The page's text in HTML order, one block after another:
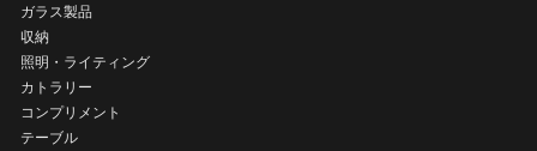
ガラス製品
収納
照明・ライティング
カトラリー
コンプリメント
テーブル